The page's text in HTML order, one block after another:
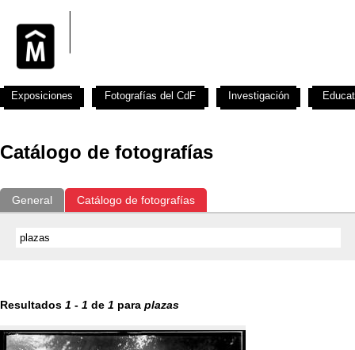
Catálogo de fotografías
General Catálogo de fotografías
Resultados 1 - 1 de 1 para plazas
Exposiciones Fotografías del CdF Investigación